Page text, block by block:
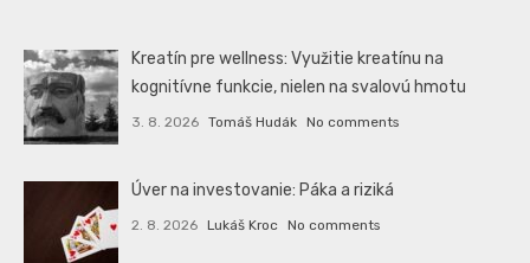
Kreatín pre wellness: Využitie kreatínu na
kognitívne funkcie, nielen na svalovú hmotu
3. 8. 2026 Tomáš Hudák No comments
Úver na investovanie: Páka a riziká
2. 8. 2026 Lukáš Kroc No comments